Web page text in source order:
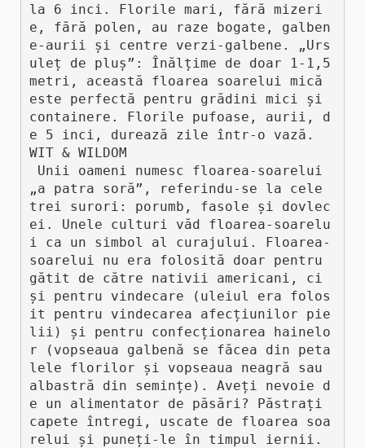
la 6 inci. Florile mari, fără mizeri
e, fără polen, au raze bogate, galben
e-aurii și centre verzi-galbene. „Urs
uleț de pluș”: Înălțime de doar 1-1,5
metri, această floarea soarelui mică
este perfectă pentru grădini mici și
containere. Florile pufoase, aurii, d
e 5 inci, durează zile într-o vază.
WIT & WILDOM
„a patra soră”, referindu-se la cele
trei surori: porumb, fasole și dovlec
ei. Unele culturi văd floarea-soarelu
i ca un simbol al curajului. Floarea-
soarelui nu era folosită doar pentru
gătit de către nativii americani, ci
și pentru vindecare (uleiul era folos
it pentru vindecarea afecțiunilor pie
lii) și pentru confecționarea hainelo
r (vopseaua galbenă se făcea din peta
lele florilor și vopseaua neagră sau
albastră din semințe). Aveți nevoie d
e un alimentator de păsări? Păstrați
capete întregi, uscate de floarea soa
relui și puneți-le în timpul iernii.